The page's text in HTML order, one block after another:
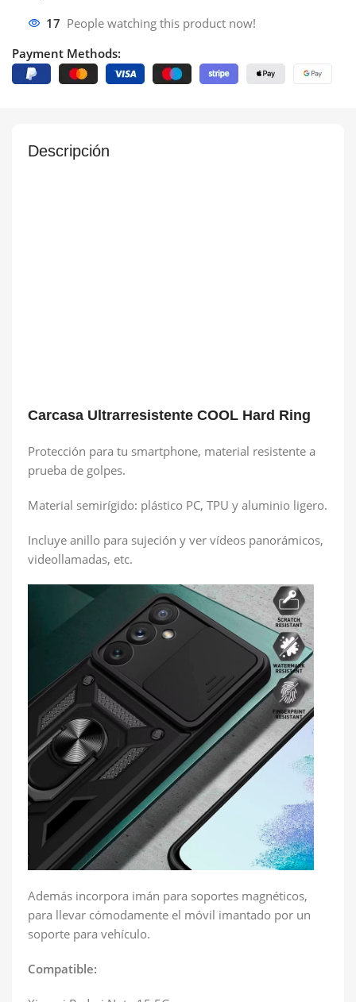
17 People watching this product now!
Payment Methods:
Descripción
Carcasa Ultrarresistente COOL Hard Ring
Protección para tu smartphone, material resistente a
prueba de golpes.
Material semirígido: plástico PC, TPU y aluminio ligero.
Incluye anillo para sujeción y ver vídeos panorámicos,
videollamadas, etc.
Además incorpora imán para soportes magnéticos,
para llevar cómodamente el móvil imantado por un
soporte para vehículo.
Compatible: